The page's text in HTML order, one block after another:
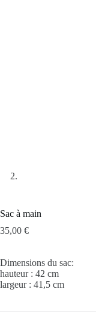
Sac à main
35,00 €
Dimensions du sac:
hauteur : 42 cm
largeur : 41,5 cm